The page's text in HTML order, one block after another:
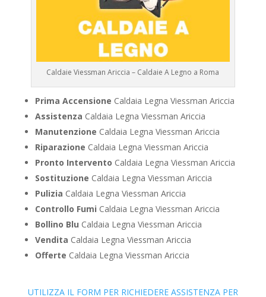
Caldaie Viessman Ariccia – Caldaie A Legno a Roma
Prima Accensione Caldaia Legna Viessman Ariccia
Assistenza Caldaia Legna Viessman Ariccia
Manutenzione Caldaia Legna Viessman Ariccia
Riparazione Caldaia Legna Viessman Ariccia
Pronto Intervento Caldaia Legna Viessman Ariccia
Sostituzione Caldaia Legna Viessman Ariccia
Pulizia Caldaia Legna Viessman Ariccia
Controllo Fumi Caldaia Legna Viessman Ariccia
Bollino Blu Caldaia Legna Viessman Ariccia
Vendita Caldaia Legna Viessman Ariccia
Offerte Caldaia Legna Viessman Ariccia
UTILIZZA IL FORM PER RICHIEDERE ASSISTENZA PER